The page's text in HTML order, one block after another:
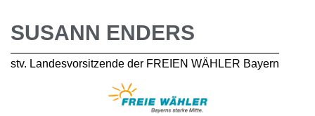
SUSANN ENDERS
stv. Landesvorsitzende der FREIEN WÄHLER Bayern